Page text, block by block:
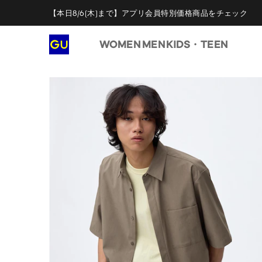
【本日8/6(木)まで】アプリ会員特別価格商品をチェック
WOMEN MENKIDS・TEEN